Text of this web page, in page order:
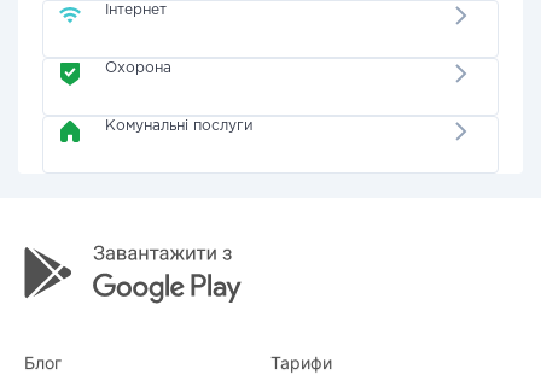
Інтернет
Охорона
Комунальні послуги
Блог Тарифи